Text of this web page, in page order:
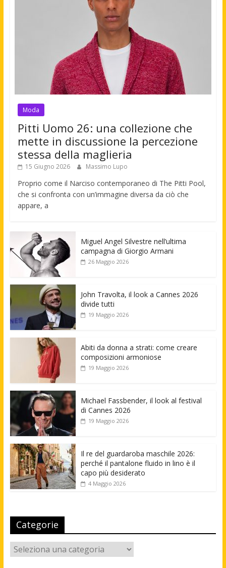
Moda
Pitti Uomo 26: una collezione che
mette in discussione la percezione
stessa della maglieria
15 Giugno 2026 Massimo Lupo
Proprio come il Narciso contemporaneo di The Pitti Pool,
che si confronta con un’immagine diversa da ciò che
appare, a
Miguel Angel Silvestre nell’ultima
campagna di Giorgio Armani
26 Maggio 2026
John Travolta, il look a Cannes 2026
divide tutti
19 Maggio 2026
Abiti da donna a strati: come creare
composizioni armoniose
19 Maggio 2026
Michael Fassbender, il look al festival
di Cannes 2026
19 Maggio 2026
Il re del guardaroba maschile 2026:
perché il pantalone fluido in lino è il
capo più desiderato
4 Maggio 2026
Categorie
Categorie